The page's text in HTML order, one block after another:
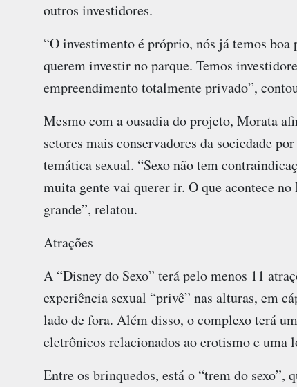
outros investidores.
“O investimento é próprio, nós já temos
querem investir no parque. Temos
empreendimento totalmente privado”,
Mesmo com a ousadia do projeto, Morata
setores mais conservadores da sociedade
temática sexual. “Sexo não tem
muita gente vai querer ir. O que acontece
grande”, relatou.
Atrações
A “Disney do Sexo” terá pelo menos 11
experiência sexual “privê” nas alturas, em
lado de fora. Além disso, o complexo terá
eletrônicos relacionados ao erotismo e uma
Entre os brinquedos, está o “trem do sexo”,